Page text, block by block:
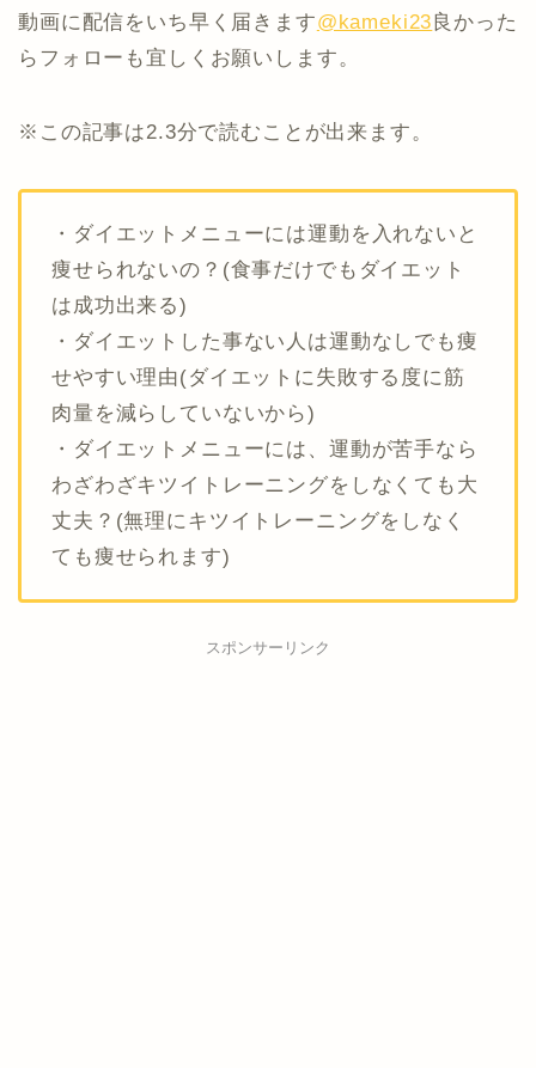
動画に配信をいち早く届きます@kameki23良かった
らフォローも宜しくお願いします。
※この記事は2.3分で読むことが出来ます。
・ダイエットメニューには運動を入れないと
痩せられないの？(食事だけでもダイエット
は成功出来る)
・ダイエットした事ない人は運動なしでも痩
せやすい理由(ダイエットに失敗する度に筋
肉量を減らしていないから)
・ダイエットメニューには、運動が苦手なら
わざわざキツイトレーニングをしなくても大
丈夫？(無理にキツイトレーニングをしなく
ても痩せられます)
スポンサーリンク